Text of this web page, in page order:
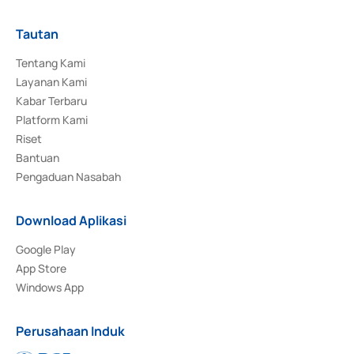
Tautan
Tentang Kami
Layanan Kami
Kabar Terbaru
Platform Kami
Riset
Bantuan
Pengaduan Nasabah
Download Aplikasi
Google Play
App Store
Windows App
Perusahaan Induk